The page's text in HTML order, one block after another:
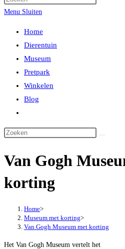
zoeken
Menu Sluiten
Home
Dierentuin
Museum
Pretpark
Winkelen
Blog
zoeken
Van Gogh
korting
Home>
Museum met korting>
Van Gogh Museum met korting
Het Van Gogh Museum vertelt het